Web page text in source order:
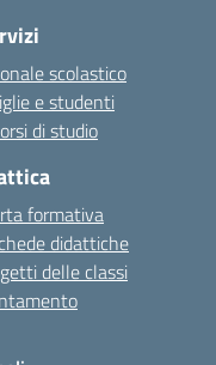
scolastico
e studenti
di studio
formativa
didattiche
delle classi